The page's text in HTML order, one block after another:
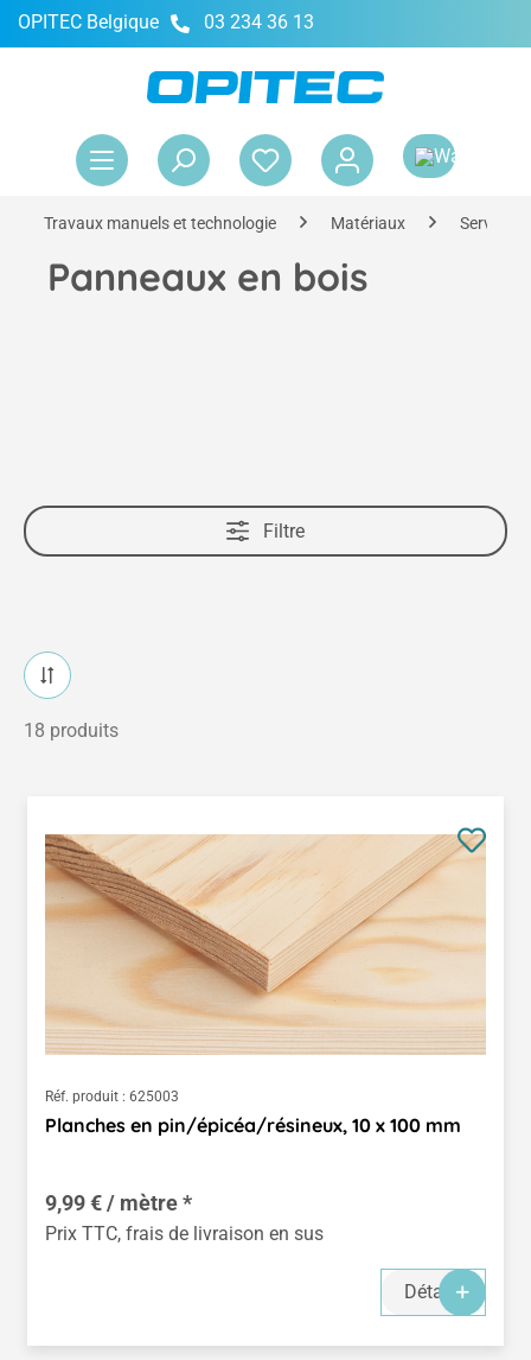
principal
OPITEC Belgique 03 234 36 13
Travaux manuels et technologie Matériaux Service
Panneaux en bois
Filtre
18 produits
Réf. produit : 625003
Planches en pin/épicéa/résineux, 10 x 100 mm
9,99 € / mètre *
Prix TTC, frais de livraison en sus
Détails